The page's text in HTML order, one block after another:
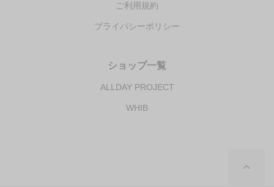
ご利用規約
プライバシーポリシー
ショップ一覧
ALLDAY PROJECT
WHIB